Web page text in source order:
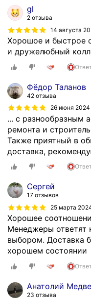
gl
2 отзыва
14 августа
Хорошое и быстрое
и дружелюбный
Фёдор Таланов
42 отзыва
26 июня 2024
... с разнообразным
ремонта и
Также приятный в
доставка,
Сергей
17 отзывов
25 марта
Хорошее
Менеджеры ответят
выбором. Доставка
хорошем состоянии
Анатолий
23 отзыва